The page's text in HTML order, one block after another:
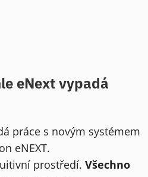
eNext vypadá
práce s novým systémem
eNEXT.
prostředí. Všechno